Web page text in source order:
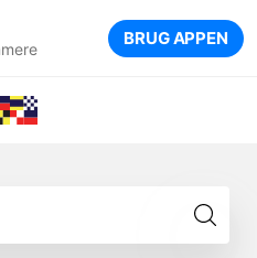
BRUG APPEN